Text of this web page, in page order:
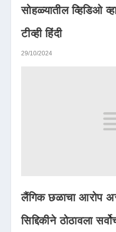
सोहळ्यातील व्हिडिओ
टीव्ही हिंदी
29/10/2024
लैंगिक छळाचा आरोप
सिद्दिकीने ठोठावला